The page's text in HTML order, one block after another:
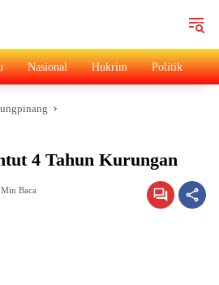
Nasional Hukrim Politik
4 Tahun Kurungan
Baca